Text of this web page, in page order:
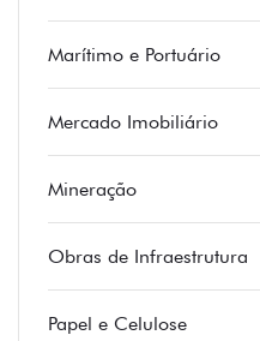
Marítimo e Portuário
Mercado Imobiliário
Mineração
Obras de Infraestrutura
Papel e Celulose